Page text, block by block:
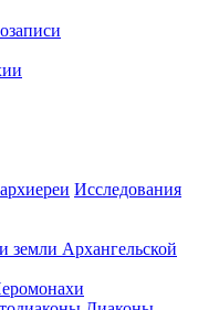
Исследования
земли Архангельской